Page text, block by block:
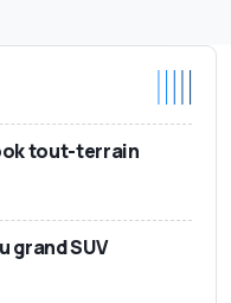
tout-terrain
grand SUV